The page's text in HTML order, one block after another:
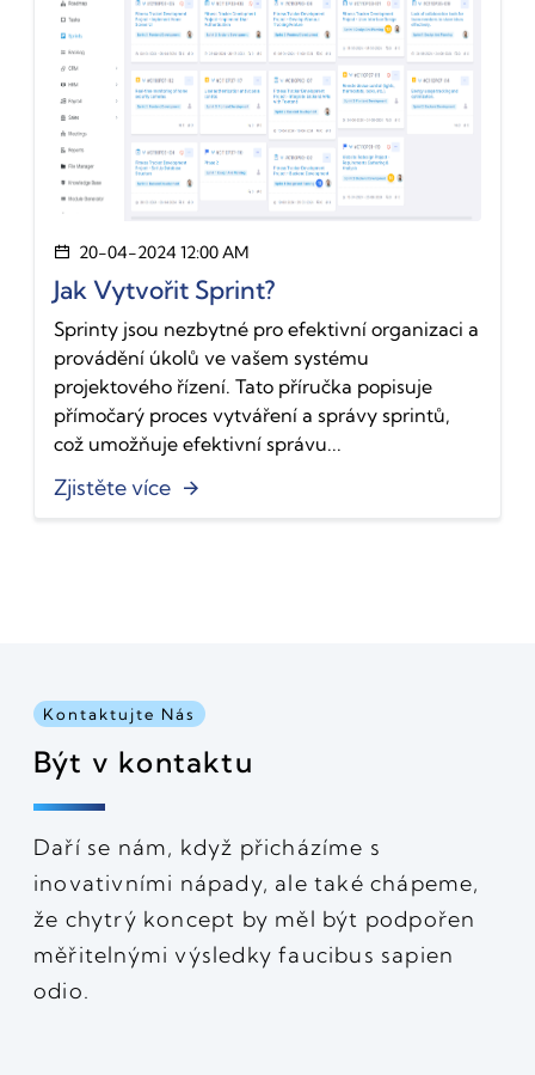
20-04-2024 12:00 AM
Jak Vytvořit Sprint?
Sprinty jsou nezbytné pro efektivní organizaci a
provádění úkolů ve vašem systému
projektového řízení. Tato příručka popisuje
přímočarý proces vytváření a správy sprintů,
což umožňuje efektivní správu...
Zjistěte více
Kontaktujte Nás
Být v kontaktu
Daří se nám, když přicházíme s
inovativními nápady, ale také chápeme,
že chytrý koncept by měl být podpořen
měřitelnými výsledky faucibus sapien
odio.